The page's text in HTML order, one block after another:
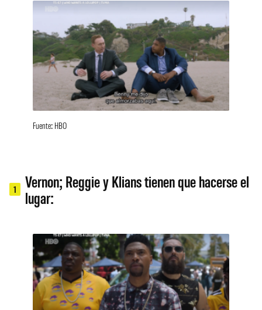
Fuente: HBO
1
Vernon; Reggie y Klians tienen que hacerse el
lugar: